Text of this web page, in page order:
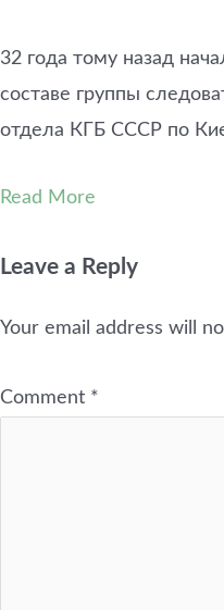
32 года тому назад
составе группы
отдела КГБ СССР по
Read More
Leave a Reply
Your email address will
Comment *